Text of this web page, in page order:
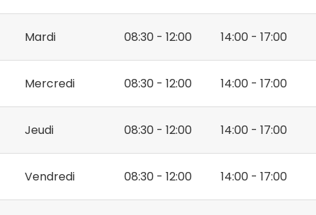
Mardi 08:30 - 12:00 14:00 - 17:00
Mercredi 08:30 - 12:00 14:00 - 17:00
Jeudi 08:30 - 12:00 14:00 - 17:00
Vendredi 08:30 - 12:00 14:00 - 17:00